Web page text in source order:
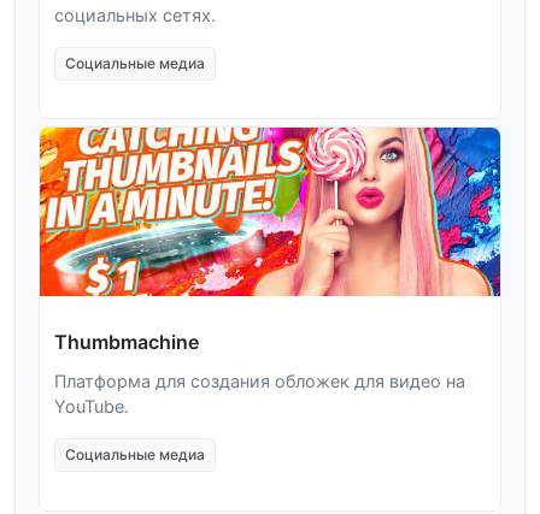
социальных сетях.
Социальные медиа
Thumbmachine
Платформа для создания обложек для видео на
YouTube.
Социальные медиа